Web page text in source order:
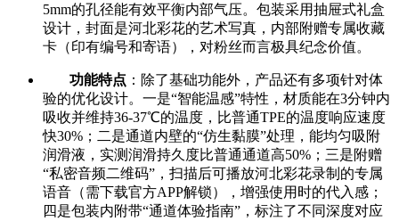
5mm的孔径能有效平衡内部气压。包装采用抽屉式礼盒
设计，封面是河北彩花的艺术写真，内部附赠专属收藏
卡（印有编号和寄语），对粉丝而言极具纪念价值。
功能特点 ：除了基础功能外，产品还有多项针对体
验的优化设计。一是“智能温感”特性，材质能在3分钟内
吸收并维持36-37℃的温度，比普通TPE的温度响应速度
快30%；二是通道内壁的“仿生黏膜”处理，能均匀吸附
润滑液，实测润滑持久度比普通通道高50%；三是附赠
“私密音频二维码”，扫描后可播放河北彩花录制的专属
语音（需下载官方APP解锁），增强使用时的代入感；
四是包装内附带“通道体验指南”，标注了不同深度对应